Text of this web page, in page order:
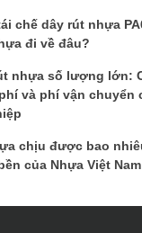
chế dây rút nhựa
đi về đâu?
nhựa số lượng lớn:
và phí vận chuyển
chịu được bao
của Nhựa Việt Nam